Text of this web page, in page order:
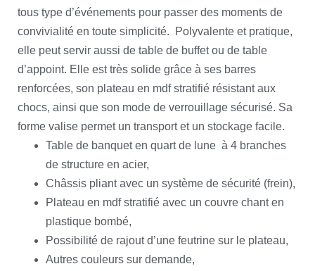
tous type d’événements pour passer des moments de
convivialité en toute simplicité. Polyvalente et pratique,
elle peut servir aussi de table de buffet ou de table
d’appoint. Elle est très solide grâce à ses barres
renforcées, son plateau en mdf stratifié résistant aux
chocs, ainsi que son mode de verrouillage sécurisé. Sa
forme valise permet un transport et un stockage facile.
Table de banquet en quart de lune à 4 branches
de structure en acier,
Châssis pliant avec un système de sécurité (frein),
Plateau en mdf stratifié avec un couvre chant en
plastique bombé,
Possibilité de rajout d’une feutrine sur le plateau,
Autres couleurs sur demande,